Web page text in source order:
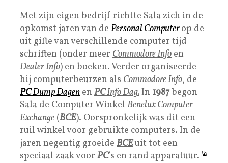
Met zijn eigen bedrijf richtte Sala zich in de
opkomst jaren van de Personal Computerop de
uit gifte van verschillende computer tijd
schriften (onder meer Commodore Info en
Dealer Info) en boeken. Verder organiseerde
hij computerbeurzen als Commodore Info, de
PCDump Dagen en PCInfo Dag.In 1987begon
Sala de Computer Winkel Benelux Computer
Exchange (BCE). Oorspronkelijk was dit een
ruil winkel voor gebruikte computers. In de
jaren negentig groeide BCEuit tot een
speciaal zaak voor PC’s en rand apparatuur.[2]